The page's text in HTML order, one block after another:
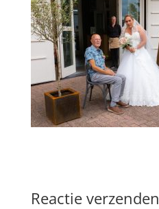
Reactie verzenden